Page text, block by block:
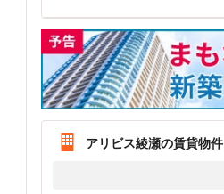
アリビス綾瀬の賃貸物件